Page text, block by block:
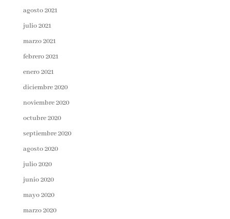
agosto 2021
julio 2021
marzo 2021
febrero 2021
enero 2021
diciembre 2020
noviembre 2020
octubre 2020
septiembre 2020
agosto 2020
julio 2020
junio 2020
mayo 2020
marzo 2020